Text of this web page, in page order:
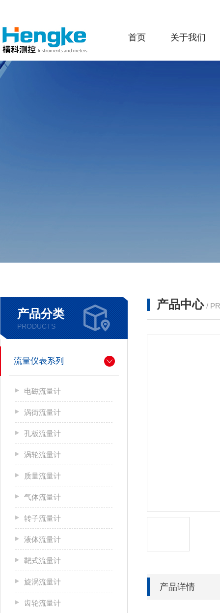
首页 关于我们
产品分类
PRODUCTS
流量仪表系列
电磁流量计
涡街流量计
孔板流量计
涡轮流量计
质量流量计
气体流量计
转子流量计
液体流量计
靶式流量计
旋涡流量计
齿轮流量计
产品中心 /
产品详情